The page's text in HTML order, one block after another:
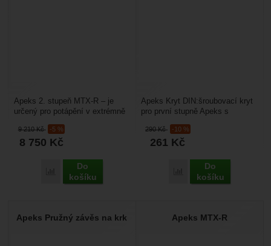
9 210Kč -5 %
8 750 Kč
Přidat 'Apeks 2. stupeň MTX-R' k porovnání
Do
košíku
Apeks 2. stupeň MTX-R – je
určený pro potápění v extrémně
tepelný výměník, hodí...
290Kč -10 %
261 Kč
Přidat 'Apeks Kryt DIN'
Do
košíku
Apeks Kryt DIN:šroubovací kryt
pro první stupně Apeks s
5/8náhradní o-kroužek...
Apeks Pružný závěs na krk Apeks MTX-R